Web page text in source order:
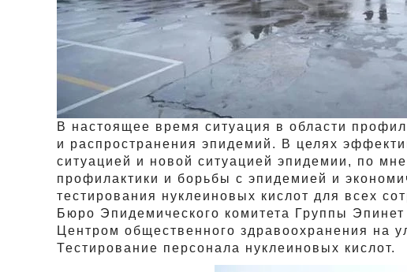
В настоящее время ситуация в области
и распространения эпидемий. В целях
ситуацией и новой ситуацией эпидемии, по
профилактики и борьбы с эпидемией и
тестирования нуклеиновых кислот для всех
Бюро Эпидемического комитета Группы
Центром общественного здравоохранения на
Тестирование персонала нуклеиновых кислот.